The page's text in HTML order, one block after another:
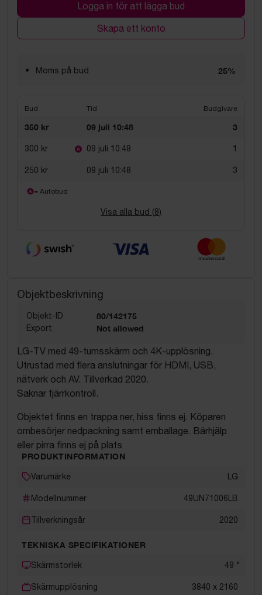
Logga in för att lägga bud
Skapa ett konto
Moms på bud 25%
Bud Tid Budgivare
350 kr 09 juli 10:48 3
300 kr 09 juli 10:48 1
250 kr 09 juli 10:48 3
= Autobud
Visa alla bud (8)
Objektbeskrivning
Objekt-ID 80/142175
Export Not allowed
LG-TV med 49-tumsskärm och 4K-upplösning.
Utrustad med flera anslutningar för HDMI, USB,
nätverk och AV. Tillverkad 2020.
Saknar fjärrkontroll.
Objektet finns en trappa ner, hiss finns ej. Köparen
ombesörjer nedpackning samt emballage. Bärhjälp
eller pirra finns ej på plats
PRODUKTINFORMATION
Varumärke LG
Modellnummer 49UN71006LB
Tillverkningsår 2020
TEKNISKA SPECIFIKATIONER
Skärmstorlek 49 "
Skärmupplösning 3840 x 2160